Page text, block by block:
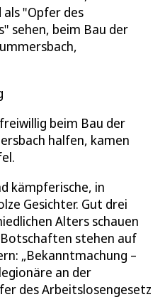
als "Opfer des
sehen, beim Bau der
beim Bau der
halfen, kamen
kämpferische, in
Gesichter. Gut drei
Alters schauen
stehen auf
„Bekanntmachung –
an der
des Arbeitslosengesetz